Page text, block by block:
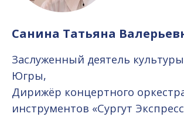
Санина Татьяна
Заслуженный деятель
Югры,
Дирижёр концертного
инструментов «Сургут